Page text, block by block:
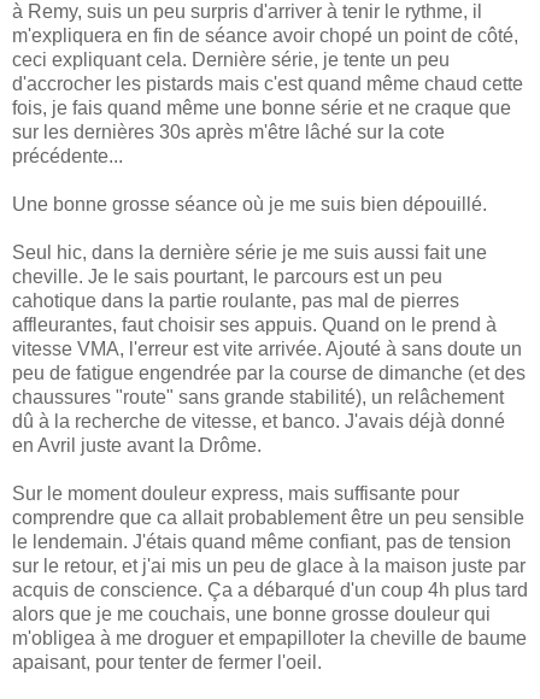
à Remy, suis un peu surpris d'arriver à tenir le rythme, il
m'expliquera en fin de séance avoir chopé un point de côté,
ceci expliquant cela. Dernière série, je tente un peu
d'accrocher les pistards mais c'est quand même chaud cette
fois, je fais quand même une bonne série et ne craque que
sur les dernières 30s après m'être lâché sur la cote
précédente...
Une bonne grosse séance où je me suis bien dépouillé.
Seul hic, dans la dernière série je me suis aussi fait une
cheville. Je le sais pourtant, le parcours est un peu
cahotique dans la partie roulante, pas mal de pierres
affleurantes, faut choisir ses appuis. Quand on le prend à
vitesse VMA, l'erreur est vite arrivée. Ajouté à sans doute un
peu de fatigue engendrée par la course de dimanche (et des
chaussures "route" sans grande stabilité), un relâchement
dû à la recherche de vitesse, et banco. J'avais déjà donné
en Avril juste avant la Drôme.
Sur le moment douleur express, mais suffisante pour
comprendre que ca allait probablement être un peu sensible
le lendemain. J'étais quand même confiant, pas de tension
sur le retour, et j'ai mis un peu de glace à la maison juste par
acquis de conscience. Ça a débarqué d'un coup 4h plus tard
alors que je me couchais, une bonne grosse douleur qui
m'obligea à me droguer et empapilloter la cheville de baume
apaisant, pour tenter de fermer l'oeil.